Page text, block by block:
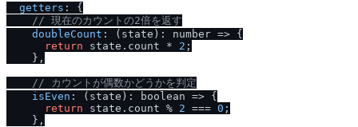
getters : {
/ / 現在のカウントの2倍を返す
doubleCount : (state): number => {
return state. count * 2 ;
    },
/ / カウントが偶数かどうかを判定
isEven : (state): boolean => {
return state. count % 2 === 0 ;
    },